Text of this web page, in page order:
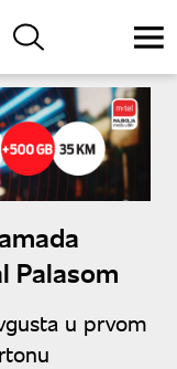
Palasom
u prvom